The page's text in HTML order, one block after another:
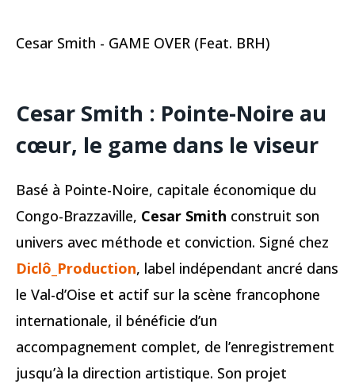
Cesar Smith - GAME OVER (Feat. BRH)
Cesar Smith : Pointe-Noire au
cœur, le game dans le viseur
Basé à Pointe-Noire, capitale économique du
Congo-Brazzaville, Cesar Smith construit son
univers avec méthode et conviction. Signé chez
Diclô_Production, label indépendant ancré dans
le Val-d’Oise et actif sur la scène francophone
internationale, il bénéficie d’un
accompagnement complet, de l’enregistrement
jusqu’à la direction artistique. Son projet